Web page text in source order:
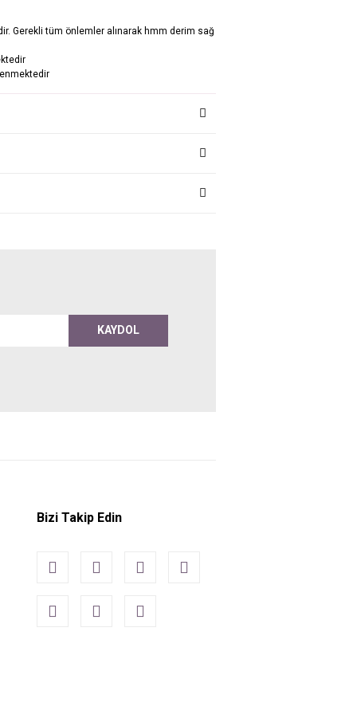
Gerekli tüm önlemler alınarak hmm derim sağ
KAYDOL
Bizi Takip Edin